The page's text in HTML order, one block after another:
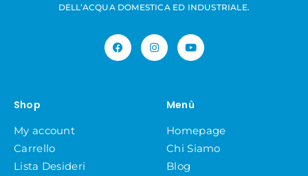
DELL’ACQUA DOMESTICA ED INDUSTRIALE.
Shop
My account
Carrello
Lista Desideri
Menù
Homepage
Chi Siamo
Blog